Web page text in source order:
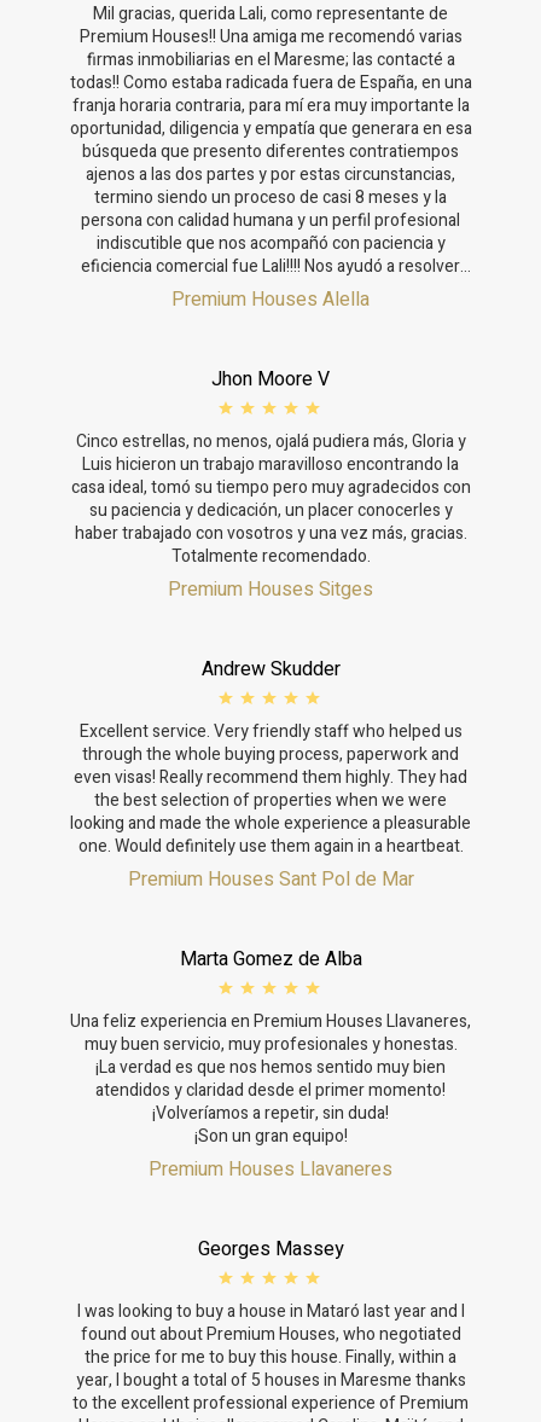
Mil gracias, querida Lali, como representante de
Premium Houses!! Una amiga me recomendó varias
firmas inmobiliarias en el Maresme; las contacté a
todas!! Como estaba radicada fuera de España, en una
franja horaria contraria, para mí era muy importante la
oportunidad, diligencia y empatía que generara en esa
búsqueda que presento diferentes contratiempos
ajenos a las dos partes y por estas circunstancias,
termino siendo un proceso de casi 8 meses y la
persona con calidad humana y un perfil profesional
indiscutible que nos acompañó con paciencia y
eficiencia comercial fue Lali!!!! Nos ayudó a resolver
uno a uno los inconvenientes; nos asesoró en
términos de ubicación adecuada para los miembros de
correctas, especialmente me llamo la atención el
balance que maneja, para salvaguardar tanto al
Premium Houses Alella
Jhon Moore V
Cinco estrellas, no menos, ojalá pudiera más, Gloria y
Luis hicieron un trabajo maravilloso encontrando la
casa ideal, tomó su tiempo pero muy agradecidos con
su paciencia y dedicación, un placer conocerles y
haber trabajado con vosotros y una vez más, gracias.
Totalmente recomendado.
Premium Houses Sitges
Andrew Skudder
Excellent service. Very friendly staff who helped us
through the whole buying process, paperwork and
even visas! Really recommend them highly. They had
the best selection of properties when we were
looking and made the whole experience a pleasurable
one. Would definitely use them again in a heartbeat.
Premium Houses Sant Pol de Mar
Marta Gomez de Alba
Una feliz experiencia en Premium Houses Llavaneres,
muy buen servicio, muy profesionales y honestas.
¡La verdad es que nos hemos sentido muy bien
atendidos y claridad desde el primer momento!
¡Volveríamos a repetir, sin duda!
¡Son un gran equipo!
Premium Houses Llavaneres
Georges Massey
I was looking to buy a house in Mataró last year and I
found out about Premium Houses, who negotiated
the price for me to buy this house. Finally, within a
year, I bought a total of 5 houses in Maresme thanks
to the excellent professional experience of Premium